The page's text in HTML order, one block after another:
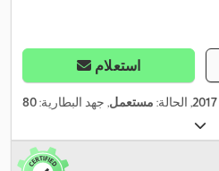
استعلام
2017, الحالة: مستعمل, جهد البطارية: